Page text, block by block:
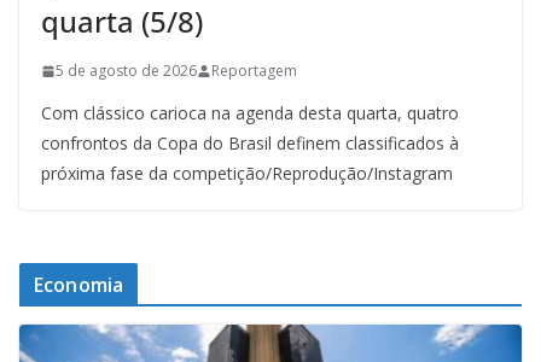
quarta (5/8)
5 de agosto de 2026 Reportagem
Com clássico carioca na agenda desta quarta, quatro
confrontos da Copa do Brasil definem classificados à
próxima fase da competição/Reprodução/Instagram
Economia